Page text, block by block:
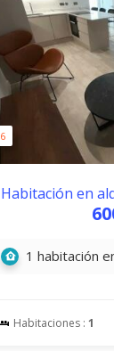
6
Habitación en
1 habitación
Habitaciones : 1